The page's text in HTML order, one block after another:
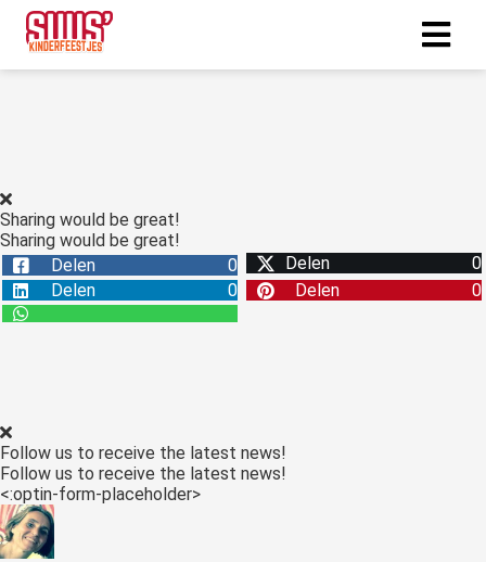
Sharing would be great!
Sharing would be great!
Delen
0 Delen
0
Delen
0 Delen 0
Follow us to receive the latest news!
Follow us to receive the latest news!
<:optin-form-placeholder>
zijn
deze
kan de
niet